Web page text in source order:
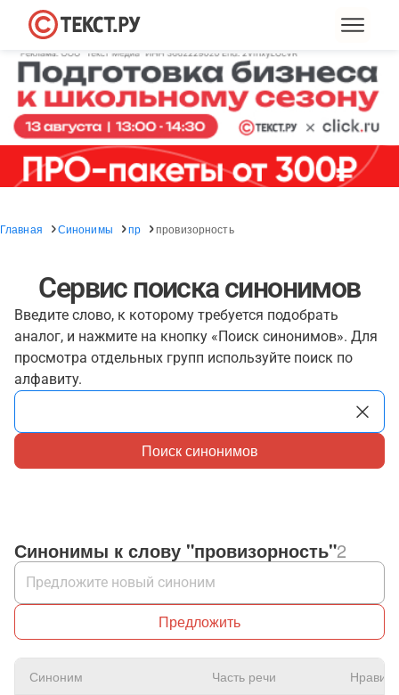
Главная Синонимы пр провизорность
Сервис поиска синонимов
Введите слово, к которому требуется подобрать
аналог, и нажмите на кнопку «Поиск синонимов». Для
просмотра отдельных групп используйте поиск по
алфавиту.
Поиск синонимов
Синонимы к слову "провизорность"2
Предложить
Синоним Часть речи